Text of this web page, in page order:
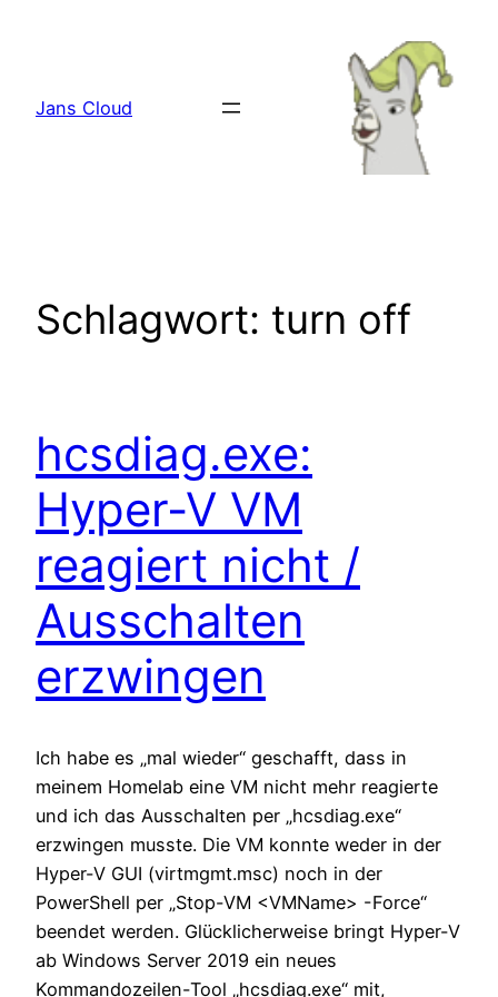
Jans Cloud
Schlagwort: turn off
hcsdiag.exe:
Hyper-V VM
reagiert nicht /
Ausschalten
erzwingen
Ich habe es „mal wieder“ geschafft, dass in
meinem Homelab eine VM nicht mehr reagierte
und ich das Ausschalten per „hcsdiag.exe“
erzwingen musste. Die VM konnte weder in der
Hyper-V GUI (virtmgmt.msc) noch in der
PowerShell per „Stop-VM <VMName> -Force“
beendet werden. Glücklicherweise bringt Hyper-V
ab Windows Server 2019 ein neues
Kommandozeilen-Tool „hcsdiag.exe“ mit,